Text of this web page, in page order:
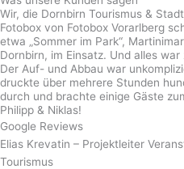
Wir, die Dornbirn Tourismus &
Fotobox von Fotobox Vorarlberg
etwa „Sommer im Park“,
Dornbirn, im Einsatz. Und alles
Der Auf- und Abbau war
druckte über mehrere Stunden
durch und brachte einige Gäste
Philipp & Niklas!
Google Reviews
Elias Krevatin – Projektleiter
Tourismus